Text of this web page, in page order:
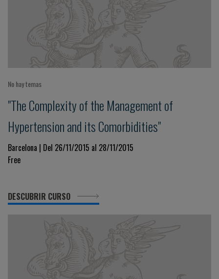
No hay temas
"The Complexity of the Management of
Hypertension and its Comorbidities"
Barcelona | Del 26/11/2015 al 28/11/2015
Free
DESCUBRIR CURSO